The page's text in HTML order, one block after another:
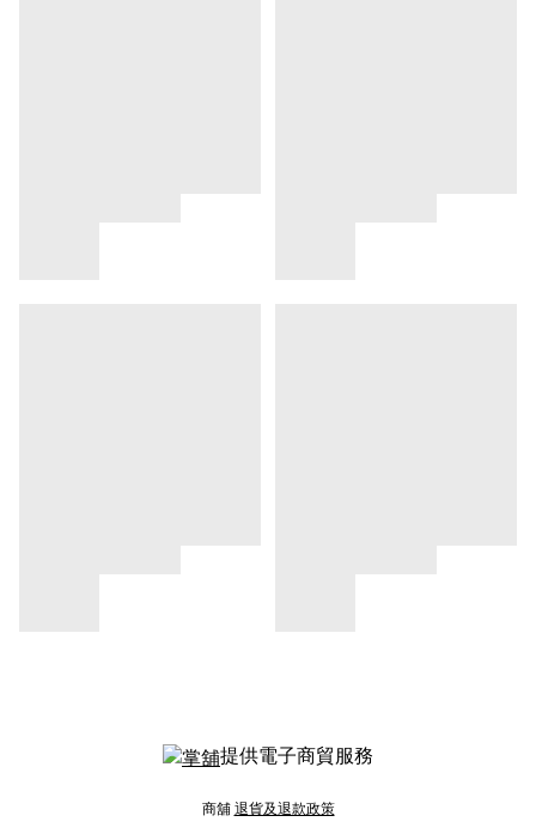
提供電子商貿服務
商舖 退貨及退款政策